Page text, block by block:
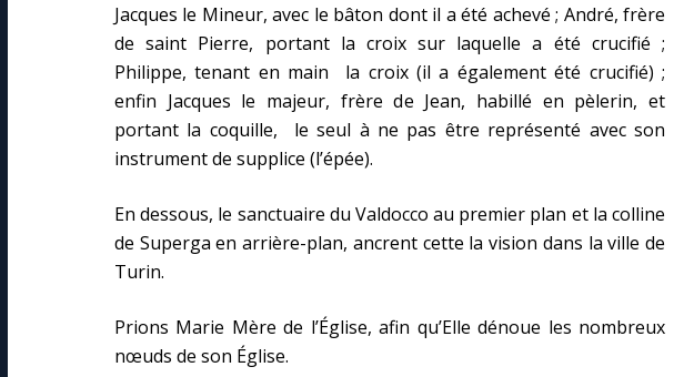
Jacques le Mineur, avec le bâton dont il a été achevé ; André, frère
de saint Pierre, portant la croix sur laquelle a été crucifié ;
Philippe, tenant en main la croix (il a également été crucifié) ;
enfin Jacques le majeur, frère de Jean, habillé en pèlerin, et
portant la coquille, le seul à ne pas être représenté avec son
instrument de supplice (l’épée).
En dessous, le sanctuaire du Valdocco au premier plan et la colline
de Superga en arrière-plan, ancrent cette la vision dans la ville de
Turin.
Prions Marie Mère de l’Église, afin qu’Elle dénoue les nombreux
nœuds de son Église.